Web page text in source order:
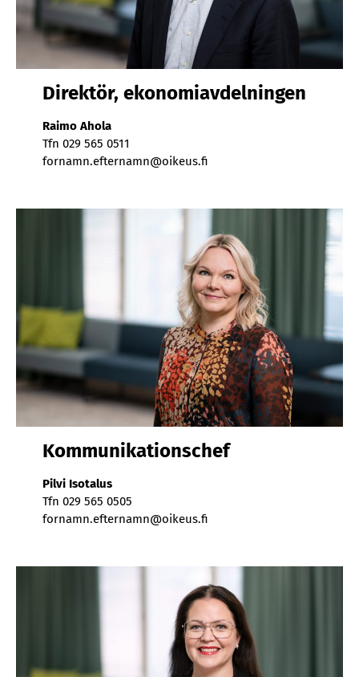
Di­rek­tör, eko­no­mi­av­del­ning­en
Rai­mo Aho­la
Tfn 029 565 0511
for­namn.ef­ter­namn@oi­keus.fi
Kom­mu­ni­ka­ti­ons­chef
Pil­vi Iso­ta­lus
Tfn 029 565 0505
for­namn.ef­ter­namn@oi­keus.fi